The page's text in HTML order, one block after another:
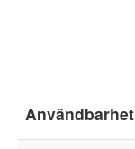
Användbarhet